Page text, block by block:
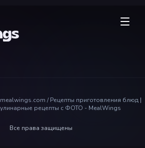
/Рецепты приготовления блюд |
рецепты с ФОТО - MealWings
Все права защищены